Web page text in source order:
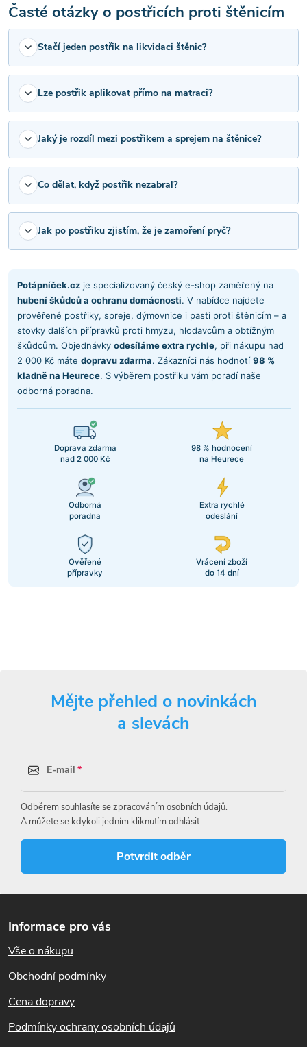
p
i
s
u
Časté otázky o postřicích proti štěnicím
Stačí jeden postřik na likvidaci štěnic?
Lze postřik aplikovat přímo na matraci?
Jaký je rozdíl mezi postřikem a sprejem na štěnice?
Co dělat, když postřik nezabral?
Jak po postřiku zjistím, že je zamoření pryč?
Potápníček.czje specializovaný český e-shop zaměřený na
hubení škůdců a ochranu domácnosti. V nabídce najdete
prověřené postřiky, spreje, dýmovnice i pasti proti štěnicím – a
stovky dalších přípravků proti hmyzu, hlodavcům a obtížným
škůdcům. Objednávky odesíláme extra rychle, při nákupu nad
2 000 Kč máte dopravu zdarma. Zákazníci nás hodnotí 98 %
kladně na Heurece. S výběrem postřiku vám poradí naše
odborná poradna.
Doprava zdarma
nad 2 000 Kč
98 % hodnocení
na Heurece
Odborná
poradna
Extra rychlé
odeslání
Ověřené
přípravky
Vrácení zboží
do 14 dní
Mějte přehled o novinkách
a slevách
E-mail
Odběrem souhlasíte sezpracováním osobních údajů.
A můžete se kdykoli jedním kliknutím odhlásit.
Potvrdit odběr
Informace pro vás
Vše o nákupu
Obchodní podmínky
Cena dopravy
Podmínky ochrany osobních údajů